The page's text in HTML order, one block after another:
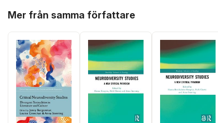
Mer från samma författare